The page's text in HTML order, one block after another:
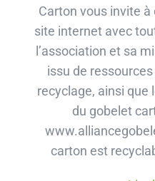
Carton vous invite
site internet avec
l’association et sa
issu de
recyclage, ainsi que
du gobelet
carton est